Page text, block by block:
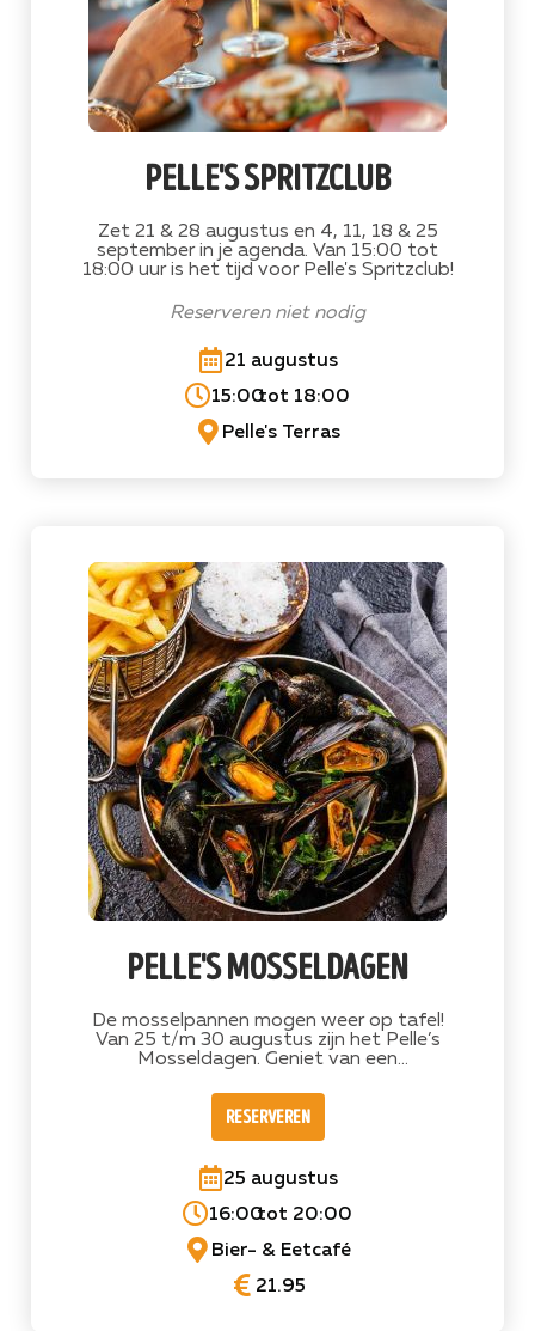
pelle's spritzclub
Zet 21 & 28 augustus en 4, 11, 18 & 25
september in je agenda. Van 15:00 tot
18:00 uur is het tijd voor Pelle's Spritzclub!
Reserveren niet nodig
21 augustus
15:00tot 18:00
Pelle's Terras
pelle's mosseldagen
De mosselpannen mogen weer op tafel!
Van 25 t/m 30 augustus zijn het Pelle’s
Mosseldagen. Geniet van een
eigen Blonde Pip, geserveerd met friet en
knoflooksaus.
reserveren
25 augustus
16:00tot 20:00
Bier- & Eetcafé
21.95